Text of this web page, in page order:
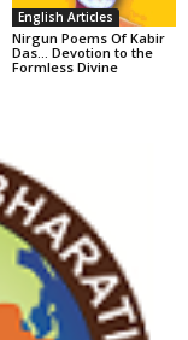
English Articles
Nirgun Poems Of Kabir
Das… Devotion to the
Formless Divine